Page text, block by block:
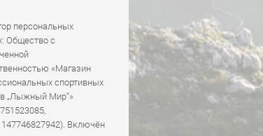
персональных
Общество с
«Магазин
спортивных
„Лыжный Мир“»
Включён